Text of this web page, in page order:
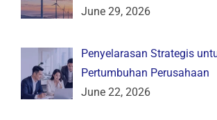
June 29, 2026
Penyelarasan Strategis
Pertumbuhan Perusahaan
June 22, 2026